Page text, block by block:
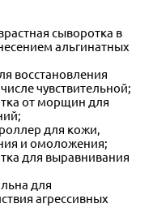
сыворотка в
альгинатных
восстановления
чувствительной;
от морщин для
для кожи,
и омоложения;
для выравнивания
для
агрессивных